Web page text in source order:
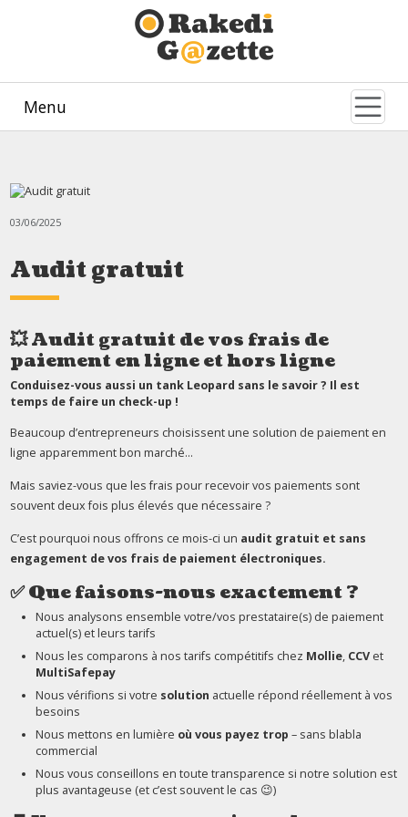
Menu
03/06/2025
Audit gratuit
💥Audit gratuit de vos frais de
paiement en ligne et hors ligne
Conduisez-vous aussi un tank Leopard sans le savoir ? Il est
temps de faire un check-up !
Beaucoup d’entrepreneurs choisissent une solution de paiement en
ligne apparemment bon marché...
Mais saviez-vous que les frais pour recevoir vos paiements sont
souvent deux fois plus élevés que nécessaire ?
C’est pourquoi nous offrons ce mois-ci un audit gratuit et sans
engagement de vos frais de paiement électroniques.
✅Que faisons-nous exactement ?
Nous analysons ensemble votre/vos prestataire(s) de paiement
actuel(s) et leurs tarifs
Nous les comparons à nos tarifs compétitifs chez Mollie, CCV et
MultiSafepay
Nous vérifions si votre solution actuelle répond réellement à vos
besoins
Nous mettons en lumière où vous payez trop – sans blabla
commercial
Nous vous conseillons en toute transparence si notre solution est
plus avantageuse (et c’est souvent le cas 😉)